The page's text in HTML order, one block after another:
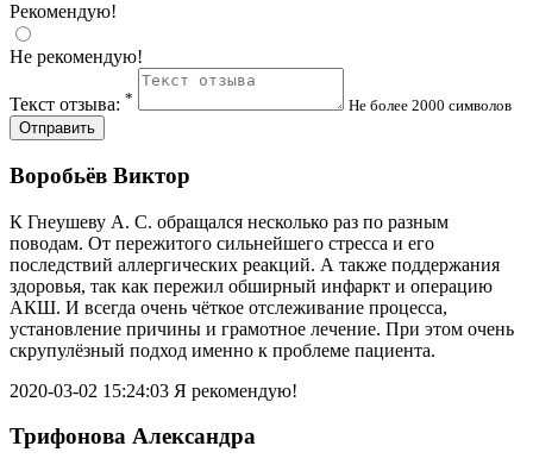
Рекомендую!
Не рекомендую!
Текст отзыва: *
Не более 2000 символов
Отправить
Воробьёв Виктор
К Гнеушеву А. С. обращался несколько раз по разным
поводам. От пережитого сильнейшего стресса и его
последствий аллергических реакций. А также поддержания
здоровья, так как пережил обширный инфаркт и операцию
АКШ. И всегда очень чёткое отслеживание процесса,
установление причины и грамотное лечение. При этом очень
скрупулёзный подход именно к проблеме пациента.
2020-03-02 15:24:03 Я рекомендую!
Трифонова Александра